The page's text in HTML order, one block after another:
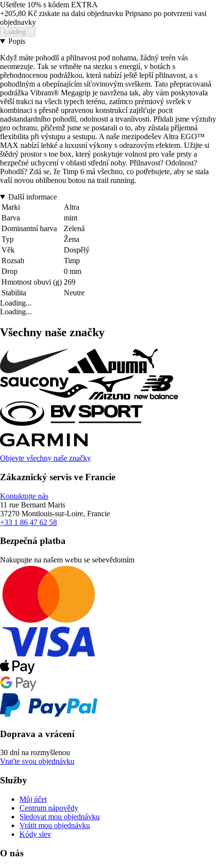
Ušetřete 10% s kódem EXTRA
+205,80 Kč ziskate na dalsi objednavku Pripsano po potvrzeni vasi
objednavky
Loading...
Popis
Když máte pohodlí a přilnavost pod nohama, žádný terén vás
neomezuje. Tak se vrhněte na stezku s energií, v botách s
přehodnocenou podrážkou, která nabízí ještě lepší přilnavost, a s
pohodlným a obepínajícím síťovinovým svrškem. Tato přepracovaná
podrážka Vibram® Megagrip je navržena tak, aby vám poskytovala
větší trakci na všech typech terénu, zatímco prémiový svršek v
kombinaci s přesně upravenou konstrukcí zajišťuje pocit
nadstandardního pohodlí, odolnosti a trvanlivosti. Přidali jsme výztuhy
pro ochranu, přičemž jsme se postarali o to, aby zůstala příjemná
flexibilita při výstupu a sestupu. A naše mezipodešev Altra EGO™
MAX nabízí lehké a luxusní výkony s odrazovým efektem. Užijte si
štědrý prostor s toe box, který poskytuje volnost pro vaše prsty a
bezpečné uchycení v oblasti střední nohy. Přilnavost? Odolnost?
Pohodlí? Zdá se, že Timp 6 má všechno, co potřebujete, aby se stala
vaší novou oblíbenou botou na trail running.
Další informace
Marki
Altra
Barva
mint
Dominantní barva
Zelená
Typ
Žena
Věk
Dospělý
Rozsah
Timp
Drop
0 mm
Hmotnost obuvi (g) 269
Stabilita
Neutre
Loading...
Loading...
Všechny naše značky
Objevte všechny naše značky
Zákaznický servis ve Francie
Kontaktujte nás
11 rue Bernard Maris
37270 Montlouis-sur-Loire, Francie
+33 1 86 47 62 58
Bezpečná platba
Nakupujte na našem webu se sebevědomím
Doprava a vrácení
30 dní na rozmyšlenou
Vraťte svou objednávku
Služby
Můj účet
Centrum nápovědy
Sledovat mou objednávku
Vrátit mou objednávku
Kódy slev
O nás